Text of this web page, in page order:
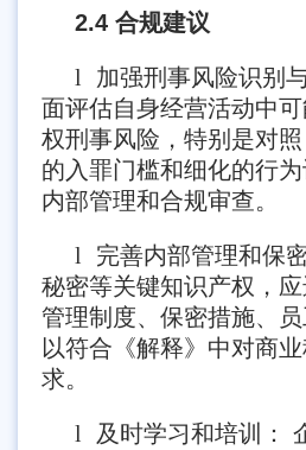
2.4 合规建议
l 加强刑事风险识别
面评估自身经营活动中
权刑事风险，特别是对
的入罪门槛和细化的行
内部管理和合规审查。
l 完善内部管理和保
秘密等关键知识产权，
管理制度、保密措施、员
以符合《解释》中对商
求。
l 及时学习和培训：